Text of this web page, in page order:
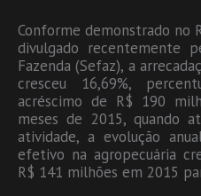
Conforme demonstrado no
divulgado recentemente
Fazenda (Sefaz), a
cresceu 16,69%,
acréscimo de R$ 190
meses de 2015, quando
atividade, a evolução
efetivo na agropecuária
R$ 141 milhões em 2015